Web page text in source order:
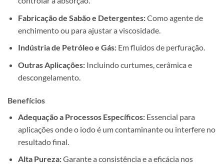
Fabricação de Sabão e Detergentes:Como agente de
enchimento ou para ajustar a viscosidade.
Indústria de Petróleo e Gás:Em fluidos de perfuração.
Outras Aplicações:Incluindo curtumes, cerâmica e
descongelamento.
Benefícios
Adequação a Processos Específicos:Essencial para
aplicações onde o iodo é um contaminante ou interfere no
resultado final.
Alta Pureza:Garante a consistência e a eficácia nos